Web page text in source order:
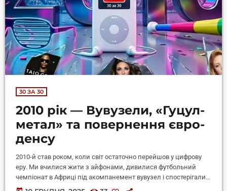
30 ЗА 30
2010 рік — Вувузели, «Гуцул-
метал» та повернення євро-
денсу
2010-й став роком, коли світ остаточно перейшов у цифрову
еру. Ми вчилися жити з айфонами, дивилися футбольний
чемпіонат в Африці під акомпанемент вувузел і спостерігали,
як YouTube народжує нових світових зірок. Музика стала